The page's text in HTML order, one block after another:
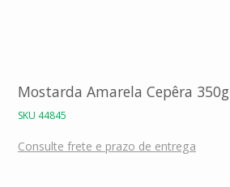
Mostarda Amarela Cepêra 350g
SKU 44845
Consulte frete e prazo de entrega